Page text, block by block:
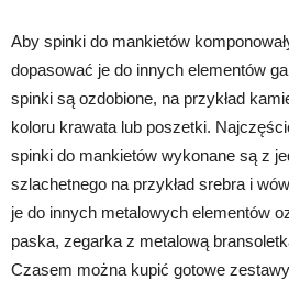
Aby spinki do mankietów
dopasować je do innych elementów
spinki są ozdobione, na przykład
koloru krawata lub poszetki.
spinki do mankietów wykonane są z
szlachetnego na przykład srebra i
je do innych metalowych elementów
paska, zegarka z metalową
Czasem można kupić gotowe